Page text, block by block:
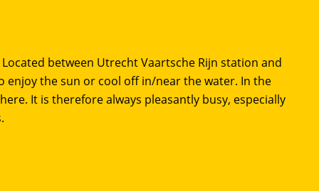
between Utrecht Vaartsche Rijn station and
enjoy the sun or cool off in/near the water. In the
It is therefore always pleasantly busy, especially